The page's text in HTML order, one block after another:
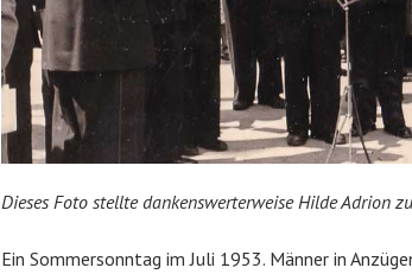
Dieses Foto stellte dankenswerterweise Hilde Adrion
Ein Sommersonntag im Juli 1953. Männer in